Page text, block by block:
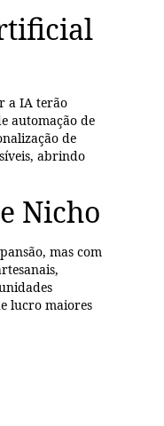
a IA terão
automação de
de
abrindo
Nicho
mas com
lucro maiores